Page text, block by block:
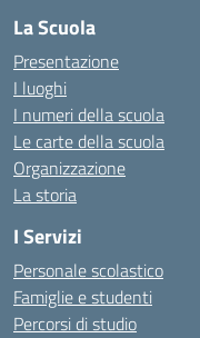
La Scuola
Presentazione
I luoghi
I numeri della scuola
Le carte della scuola
Organizzazione
La storia
I Servizi
Personale scolastico
Famiglie e studenti
Percorsi di studio